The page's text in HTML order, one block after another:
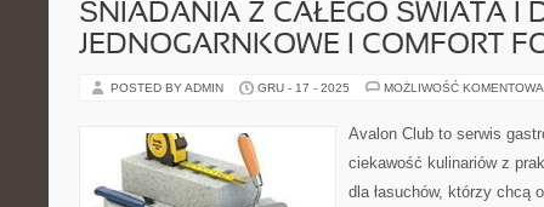
ŚNIADANIA Z CAŁEGO ŚWIATA I
JEDNOGARNKOWE I COMFORT
POSTED BY ADMIN GRU - 17 - 2025 MOŻLIWOŚĆ
Avalon Club to serwis
ciekawość kulinariów z
dla łasuchów, którzy chcą